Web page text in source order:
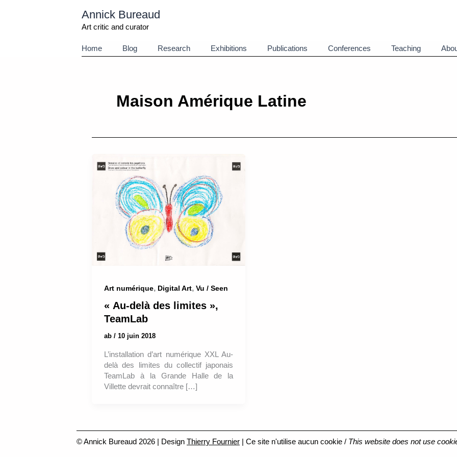
Annick Bureaud
Art critic and curator
Home Blog Research Exhibitions Publications Conferences Teaching
Maison Amérique Latine
Art numérique, Digital Art, Vu / Seen
« Au-delà des limites »,
TeamLab
ab / 10 juin 2018
L’installation d’art numérique XXL Au-
delà des limites du collectif japonais
TeamLab à la Grande Halle de la
Villette devrait connaître […]
© Annick Bureaud 2026 | Design Thierry Fournier | Ce site n'utilise aucun cookie / This website does not use